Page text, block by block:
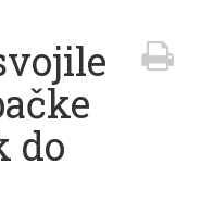
do